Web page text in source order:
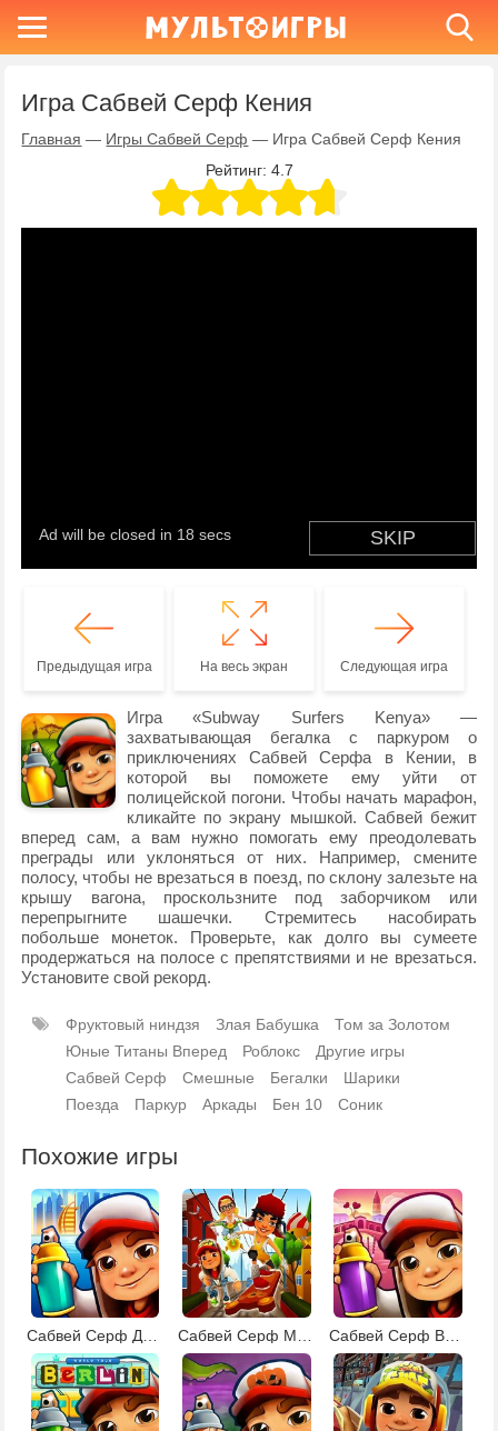
Игра Сабвей Серф Кения
Главная — Игры Сабвей Серф — Игра Сабвей Серф Кения
Рейтинг: 4.7
Предыдущая игра На весь экран Следующая игра
Игра «Subway Surfers Kenya» —
захватывающая бегалка с паркуром о
приключениях Сабвей Серфа в Кении, в
которой вы поможете ему уйти от
полицейской погони. Чтобы начать марафон,
кликайте по экрану мышкой. Сабвей бежит
вперед сам, а вам нужно помогать ему преодолевать
преграды или уклоняться от них. Например, смените
полосу, чтобы не врезаться в поезд, по склону залезьте на
крышу вагона, проскользните под заборчиком или
перепрыгните шашечки. Стремитесь насобирать
побольше монеток. Проверьте, как долго вы сумеете
продержаться на полосе с препятствиями и не врезаться.
Установите свой рекорд.
Фруктовый ниндзя Злая Бабушка
Том за Золотом
Юные Титаны Вперед
Роблокс
Другие игры
Сабвей Серф
Смешные Бегалки
Шарики
Поезда
Паркур Аркады Бен 10 Соник
Похожие игры
Сабвей Серф Дубай Сабвей Серф Венеция